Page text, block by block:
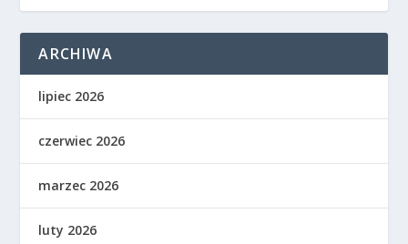
ARCHIWA
lipiec 2026
czerwiec 2026
marzec 2026
luty 2026